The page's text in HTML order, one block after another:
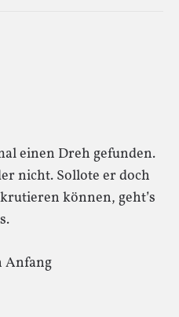
einen Dreh gefunden.
nicht. Sollote er doch
können, geht’s
Anfang